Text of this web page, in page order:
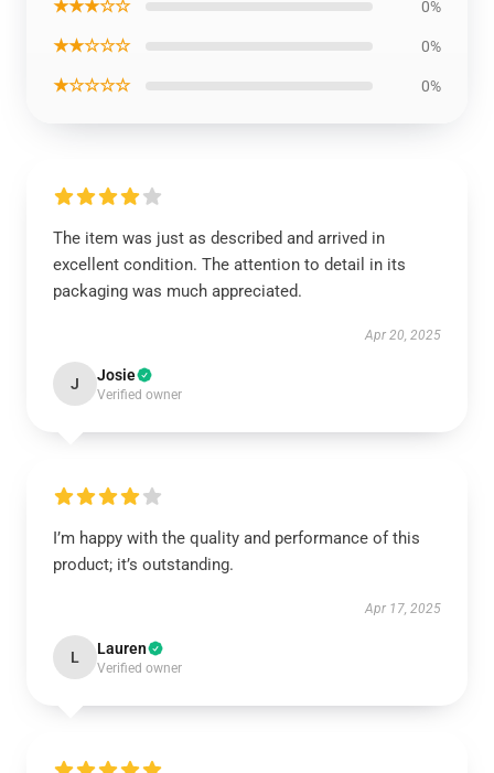
★★★☆☆ 0%
★★☆☆☆ 0%
★☆☆☆☆ 0%
The item was just as described and arrived in
excellent condition. The attention to detail in its
packaging was much appreciated.
Apr 20, 2025
J Josie
Verified owner
I’m happy with the quality and performance of this
product; it’s outstanding.
Apr 17, 2025
L Lauren
Verified owner